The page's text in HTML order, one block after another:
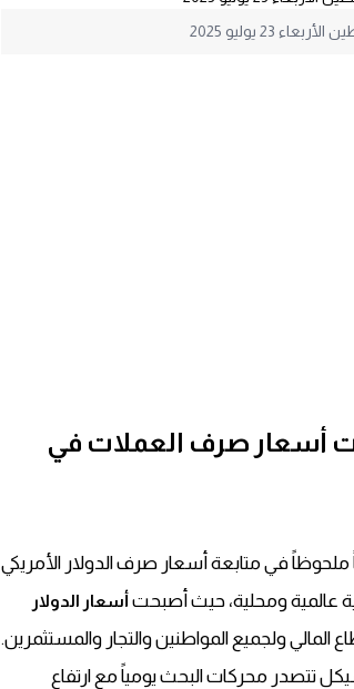
يوليو 2025
أسعار صرف العملات في
في فلسطين اليوم الأربعاء 23 يوليو 2025 نشاطاً ملحوظاً في متابعة أسعار صرف الدولار الأمريكي
عالمية ومحلية، حيث أصبحت أسعار الدولار
المالي ولجميع المواطنين والتجار والمستثمرين.
تتصدر محركات البحث يومياً مع ارتفاع